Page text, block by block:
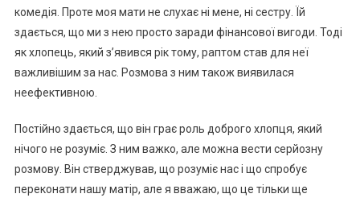
комедія. Проте моя мати не слухає ні мене, ні сестру. Їй
здається, що ми з нею просто заради фінансової вигоди. Тоді
як хлопець, який з’явився рік тому, раптом став для неї
важливішим за нас. Розмова з ним також виявилася
неефективною.
Постійно здається, що він грає роль доброго хлопця, який
нічого не розуміє. З ним важко, але можна вести серйозну
розмову. Він стверджував, що розуміє нас і що спробує
переконати нашу матір, але я вважаю, що це тільки ще